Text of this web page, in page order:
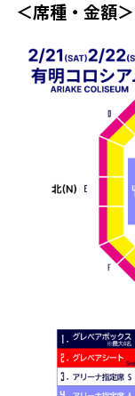
＜席種・金額＞